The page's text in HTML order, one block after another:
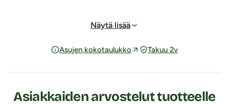
napakan tuen rinnoille.
lisäävät reilusti istuvuutta ja käyttömukavuutta.
siluettia.
Näytä lisää
Asujen kokotaulukko Takuu 2v
Asiakkaiden arvostelut tuotteelle